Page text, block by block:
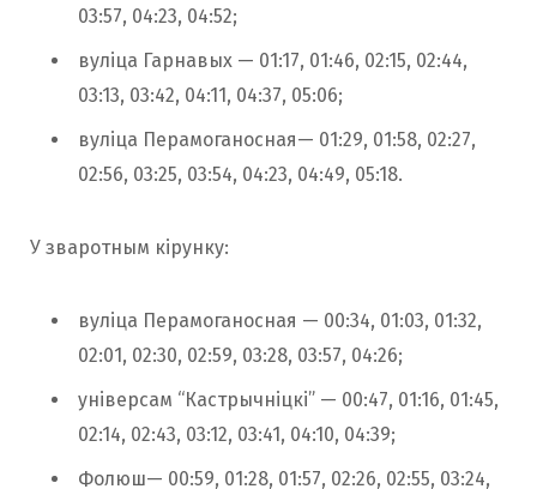
03:57, 04:23, 04:52;
вуліца Гарнавых — 01:17, 01:46, 02:15, 02:44,
03:13, 03:42, 04:11, 04:37, 05:06;
вуліца Перамоганосная— 01:29, 01:58, 02:27,
02:56, 03:25, 03:54, 04:23, 04:49, 05:18.
У зваротным кірунку:
вуліца Перамоганосная — 00:34, 01:03, 01:32,
02:01, 02:30, 02:59, 03:28, 03:57, 04:26;
універсам “Кастрычніцкі” — 00:47, 01:16, 01:45,
02:14, 02:43, 03:12, 03:41, 04:10, 04:39;
Фолюш— 00:59, 01:28, 01:57, 02:26, 02:55, 03:24,